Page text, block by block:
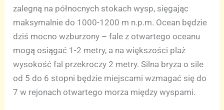
zalegną na północnych stokach wysp, sięgając
maksymalnie do 1000-1200 m n.p.m. Ocean będzie
dziś mocno wzburzony – fale z otwartego oceanu
mogą osiągać 1-2 metry, a na większości plaż
wysokość fal przekroczy 2 metry. Silna bryza o sile
od 5 do 6 stopni będzie miejscami wzmagać się do
7 w rejonach otwartego morza między wyspami.